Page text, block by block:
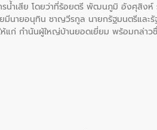
น้ำเสีย โดยว่าที่ร้อยตรี พัฒนภูมิ อังศุสิงห์
นายอนุทิน ชาญวีรกูล นายกรัฐมนตรีและรั
แก่ กำนันผู้ใหญ่บ้านยอดเยี่ยม พร้อมกล่าว